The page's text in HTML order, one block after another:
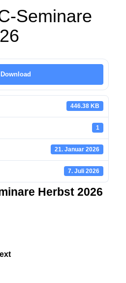
Seminare
Download
446.38 KB
1
21. Januar 2026
7. Juli 2026
Herbst 2026